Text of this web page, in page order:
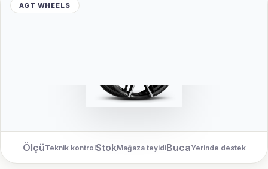
AGT WHEELS
ÖlçüTeknik kontrolStokMağaza teyidiBucaYerinde destek